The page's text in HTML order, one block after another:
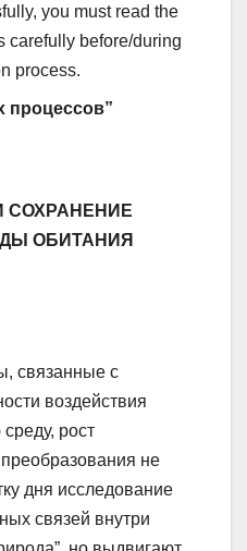
you must read the
carefully before/during
process.
процессов”
СОХРАНЕНИЕ
ОБИТАНИЯ
связанные с
воздействия
рост
не
дня исследование
связей внутри